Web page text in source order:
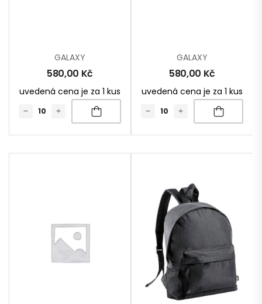
GALAXY
580,00 Kč
uvedená cena je za 1 kus
GALAXY
580,00 Kč
uvedená cena je za 1 kus